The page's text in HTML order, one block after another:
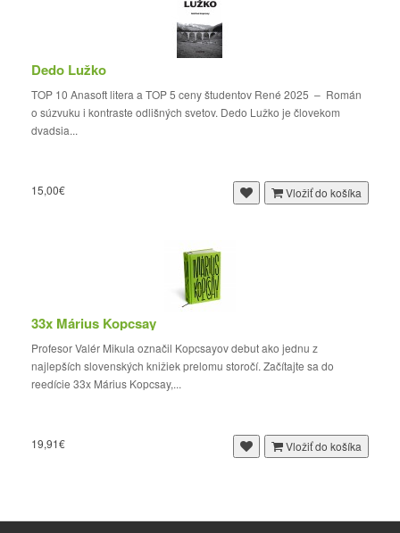
Dedo Lužko
TOP 10 Anasoft litera a TOP 5 ceny študentov René 2025 – Román
o súzvuku i kontraste odlišných svetov. Dedo Lužko je človekom
dvadsia...
15,00€ Vložiť do košíka
33x Márius Kopcsay
Profesor Valér Mikula označil Kopcsayov debut ako jednu z
najlepších slovenských knižiek prelomu storočí. Začítajte sa do
reedície 33x Márius Kopcsay,...
19,91€ Vložiť do košíka